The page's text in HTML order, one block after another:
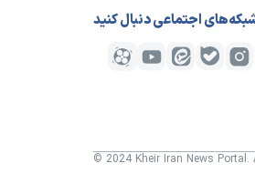
اجتماعی دنبال کنید
© 2024 Kheir Iran News